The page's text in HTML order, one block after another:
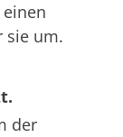
sie um.
der